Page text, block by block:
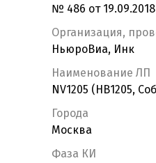
№ 486 от 19.09.2018
Организация,
НьюроВиа, Инк
Наименование ЛП
NV1205 (НВ1205,
Города
Москва
Фаза КИ